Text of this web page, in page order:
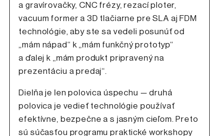
a gravírovačky, CNC frézy, rezací ploter,
vacuum former a 3D tlačiarne pre SLA aj FDM
technológie, aby ste sa vedeli posunúť od
„mám nápad“ k „mám funkčný prototyp“
a ďalej k „mám produkt pripravený na
prezentáciu a predaj“.
Dielňa je len polovica úspechu — druhá
polovica je vedieť technológie používať
efektívne, bezpečne a s jasným cieľom. Preto
sú súčasťou programu praktické workshopy